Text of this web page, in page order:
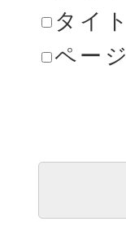
タイ
ペー